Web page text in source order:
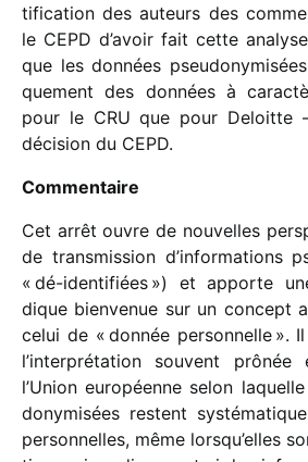
ti­fi­ca­tion des auteurs des
le CEPD d’avoir fait cette
que les données
que­ment des données à
pour le CRU que pour Deloitte
déci­sion du CEPD.
Commentaire
Cet arrêt ouvre de nouvelles
de trans­mis­sion d’informations
« dé-iden­ti­fiées ») et apporte
dique bien­ve­nue sur un concept
celui de « donnée person­nelle ».
l’in­ter­pré­ta­tion souvent
l’Union euro­péenne selon
do­ny­mi­sées restent
person­nelles, même lors­qu’elles